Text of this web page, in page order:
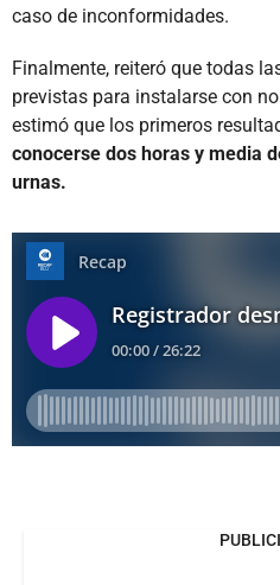
caso de inconformidades.
Finalmente, reiteró que todas
previstas para instalarse con
estimó que los primeros
conocerse dos horas y media
urnas.